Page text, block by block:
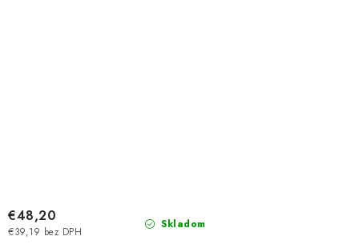
Skladom
€39,19 bez DPH
€48,20